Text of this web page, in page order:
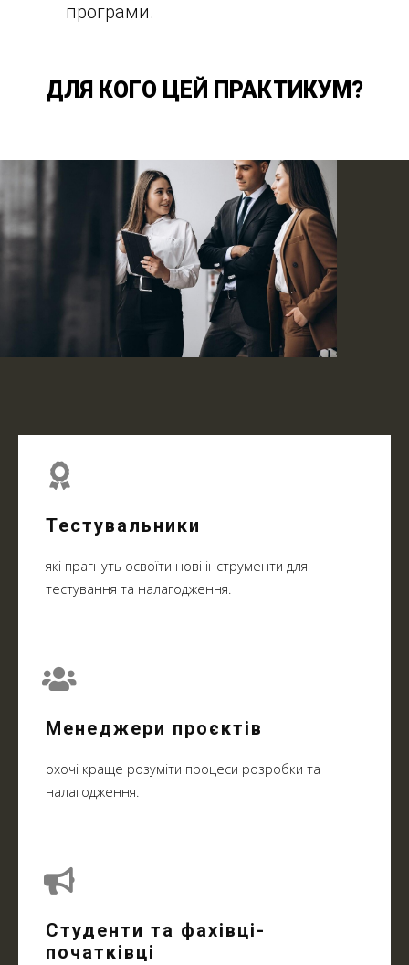
програми.
ДЛЯ КОГО ЦЕЙ ПРАКТИКУМ?
Тестувальники
які прагнуть освоїти нові інструменти для
тестування та налагодження.
Менеджери проєктів
охочі краще розуміти процеси розробки та
налагодження.
Студенти та фахівці-
початківці